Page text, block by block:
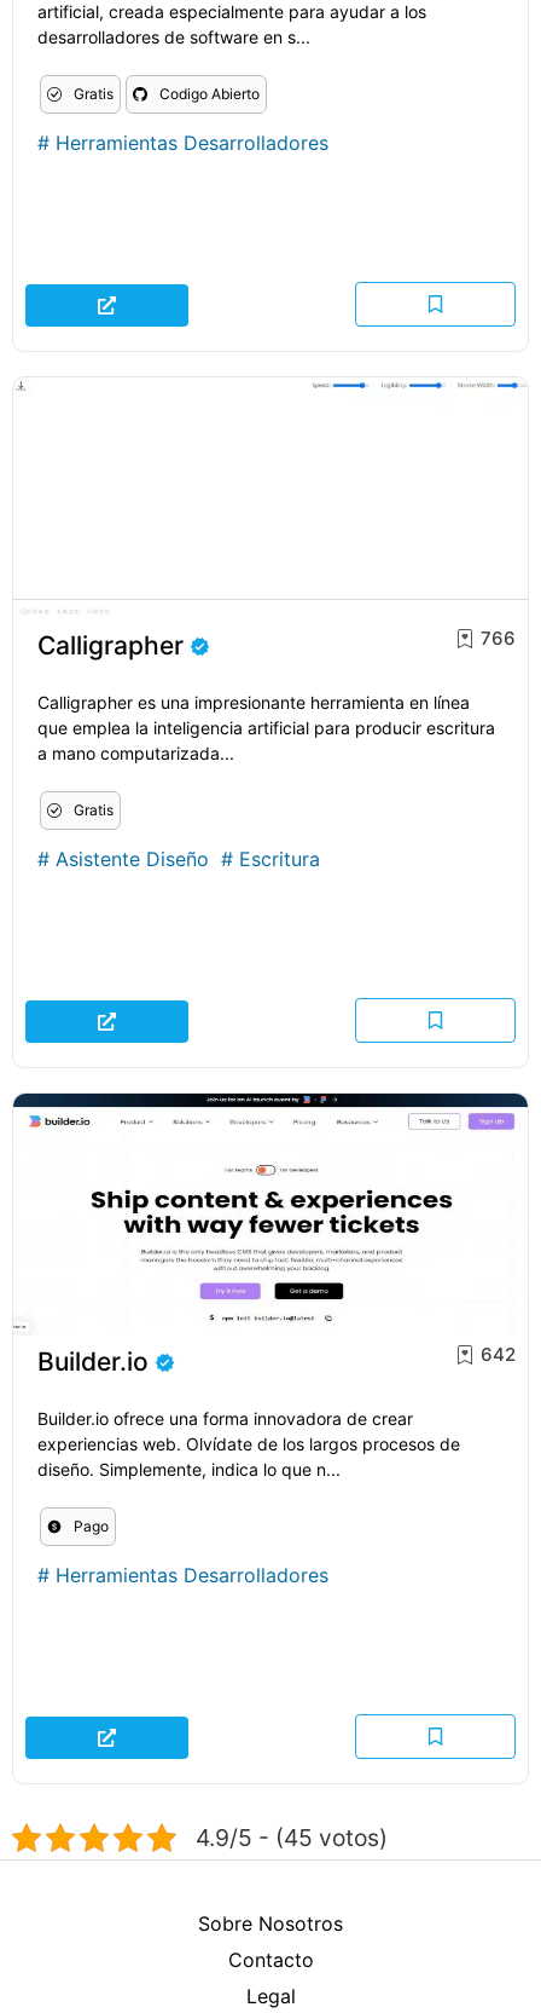
artificial, creada especialmente para ayudar a los
desarrolladores de software en s...
Gratis Codigo Abierto
# Herramientas Desarrolladores
Calligrapher 766
Calligrapher es una impresionante herramienta en línea
que emplea la inteligencia artificial para producir escritura
a mano computarizada...
Gratis
# Asistente Diseño # Escritura
Builder.io 642
Builder.io ofrece una forma innovadora de crear
experiencias web. Olvídate de los largos procesos de
diseño. Simplemente, indica lo que n...
Pago
# Herramientas Desarrolladores
4.9/5 - (45 votos)
Sobre Nosotros
Contacto
Legal